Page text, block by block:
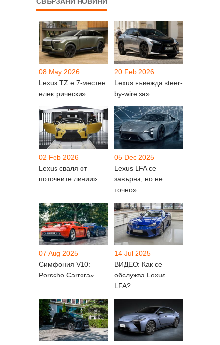
СВЪРЗАНИ НОВИНИ
08 May 2026
Lexus TZ е 7-местен
електрически»
20 Feb 2026
Lexus въвежда steer-
by-wire за»
02 Feb 2026
Lexus сваля от
поточните линии»
05 Dec 2025
Lexus LFA се
завърна, но не
точно»
07 Aug 2025
Симфония V10:
Porsche Carrera»
14 Jul 2025
ВИДЕО: Как се
обслужва Lexus
LFA?